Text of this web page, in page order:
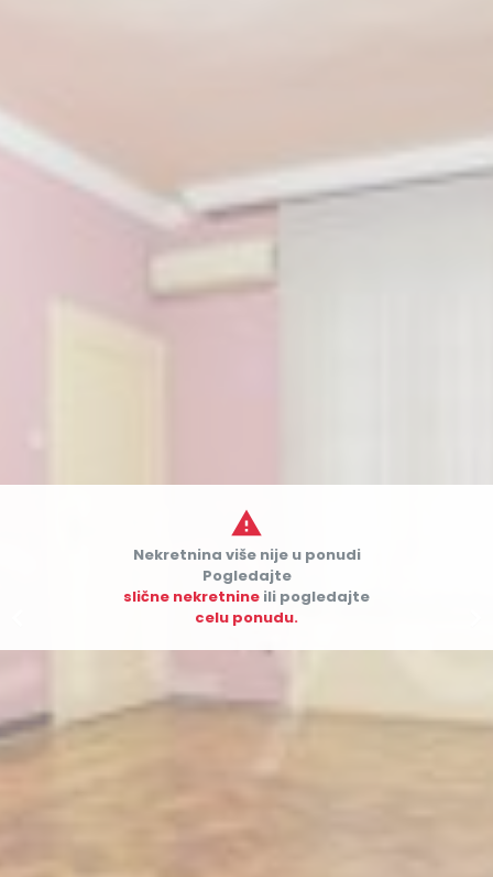

Nekretnina više nije u ponudi
Pogledajte
slične nekretnine ili pogledajte
celu ponudu.